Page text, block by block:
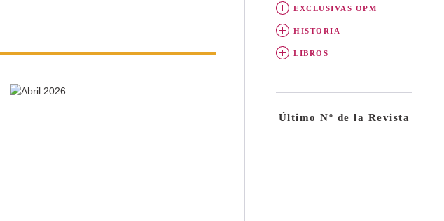
EXCLUSIVAS OPM
HISTORIA
LIBROS
Último Nº de la Revista